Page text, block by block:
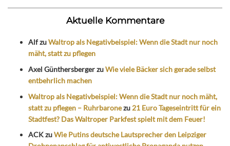
Aktuelle Kommentare
AlfzuWaltrop als Negativbeispiel: Wenn die Stadt nur noch
mäht, statt zu pflegen
Axel GünthersbergerzuWie viele Bäcker sich gerade selbst
entbehrlich machen
Waltrop als Negativbeispiel: Wenn die Stadt nur noch mäht,
statt zu pflegen – Ruhrbaronezu 21 Euro Tageseintritt für ein
Stadtfest? Das Waltroper Parkfest spielt mit dem Feuer!
ACKzuWie Putins deutsche Lautsprecher den Leipziger